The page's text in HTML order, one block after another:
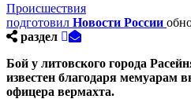
Происшествия
подготовил Новости России
раздел
Бой у литовского города
известен благодаря мемуарам
офицера вермахта.